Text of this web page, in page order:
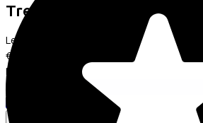
Trek Fuel EX 5 Gen 7(2026)
Leaseprijs p/m vanaf
€61,66
Prijs
Bespaar
Bekijk